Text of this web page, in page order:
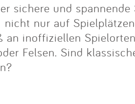
sichere und
nicht nur auf
an inoffiziellen
Felsen. Sind